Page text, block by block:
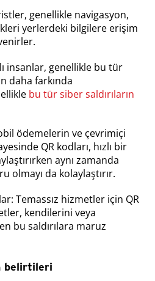
genellikle navigasyon,
yerlerdeki bilgilere erişim
insanlar, genellikle bu tür
daha farkında
bu tür siber saldırıların
ödemelerin ve çevrimiçi
QR kodları, hızlı bir
aynı zamanda
olmayı da kolaylaştırır.
Temassız hizmetler için QR
kendilerini veya
bu saldırılara maruz
belirtileri